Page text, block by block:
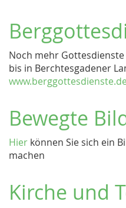
Noch mehr
bis in Berchtesgadener
www.berggottesdienste.de
Bewegte
Hier können Sie sich ein
machen
Kirche und